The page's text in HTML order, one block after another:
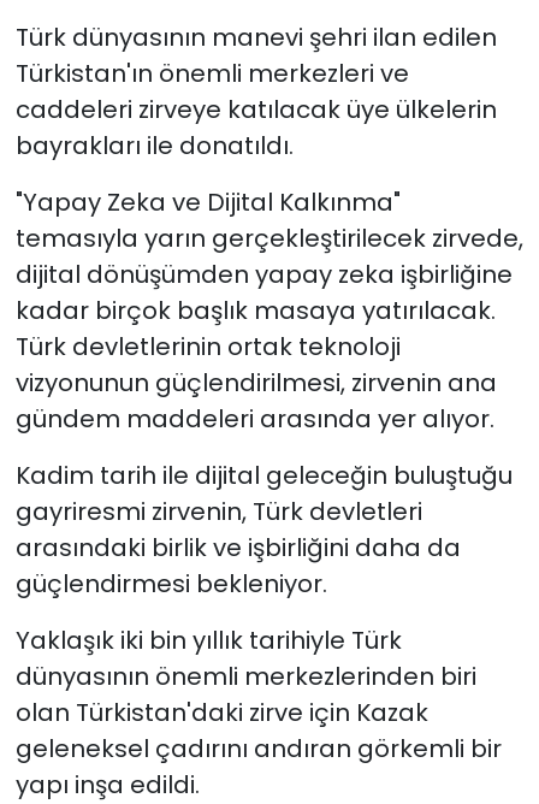
Türk dünyasının manevi şehri ilan edilen
Türkistan'ın önemli merkezleri ve
caddeleri zirveye katılacak üye ülkelerin
bayrakları ile donatıldı.
"Yapay Zeka ve Dijital Kalkınma"
temasıyla yarın gerçekleştirilecek zirvede,
dijital dönüşümden yapay zeka işbirliğine
kadar birçok başlık masaya yatırılacak.
Türk devletlerinin ortak teknoloji
vizyonunun güçlendirilmesi, zirvenin ana
gündem maddeleri arasında yer alıyor.
Kadim tarih ile dijital geleceğin buluştuğu
gayriresmi zirvenin, Türk devletleri
arasındaki birlik ve işbirliğini daha da
güçlendirmesi bekleniyor.
Yaklaşık iki bin yıllık tarihiyle Türk
dünyasının önemli merkezlerinden biri
olan Türkistan'daki zirve için Kazak
geleneksel çadırını andıran görkemli bir
yapı inşa edildi.
TÜRKiYE
Video Galeri
YAŞAM
Yazarlar